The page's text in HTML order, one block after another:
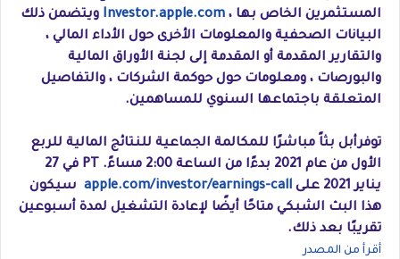
المستثمرين الخاص بها ، Investor.apple.com ويتضمن ذلك
البيانات الصحفية والمعلومات الأخرى حول الأداء المالي ،
والتقارير المقدمة أو المقدمة إلى لجنة الأوراق المالية
والبورصات ، ومعلومات حول حوكمة الشركات ، والتفاصيل
المتعلقة باجتماعها السنوي للمساهمين.
توفرأبل بثاً مباشرًا للمكالمة الجماعية للنتائج المالية للربع
الأول من عام 2021 بدءًا من الساعة 2:00 مساءً. PT في 27
يناير 2021 على
apple.com/investor/earnings-call سيكون
هذا البث الشبكي متاحًا أيضًا لإعادة التشغيل لمدة أسبوعين
تقريبًا بعد ذلك.
أقرأ من المصدر